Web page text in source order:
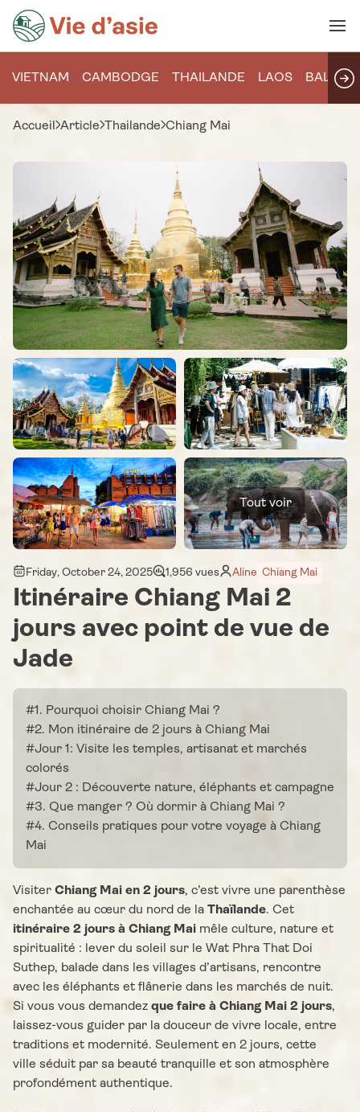
VIETNAM CAMBODGE THAILANDE LAOS BALI
Accueil Article Thailande Chiang Mai
Tout voir
Friday, October 24, 2025 1,956 vues Aline Chiang Mai
Itinéraire Chiang Mai 2
jours avec point de vue de
Jade
#1. Pourquoi choisir Chiang Mai ?
#2. Mon itinéraire de 2 jours à Chiang Mai
#Jour 1: Visite les temples, artisanat et marchés
colorés
#Jour 2 : Découverte nature, éléphants et campagne
#3. Que manger ? Où dormir à Chiang Mai ?
#4. Conseils pratiques pour votre voyage à Chiang
Mai
Visiter Chiang Mai en 2 jours, c’est vivre une parenthèse
enchantée au cœur du nord de la Thaïlande. Cet
itinéraire 2 jours à Chiang Mai mêle culture, nature et
spiritualité : lever du soleil sur le Wat Phra That Doi
Suthep, balade dans les villages d’artisans, rencontre
avec les éléphants et flânerie dans les marchés de nuit.
Si vous vous demandez que faire à Chiang Mai 2 jours,
laissez-vous guider par la douceur de vivre locale, entre
traditions et modernité. Seulement en 2 jours, cette
ville séduit par sa beauté tranquille et son atmosphère
profondément authentique.